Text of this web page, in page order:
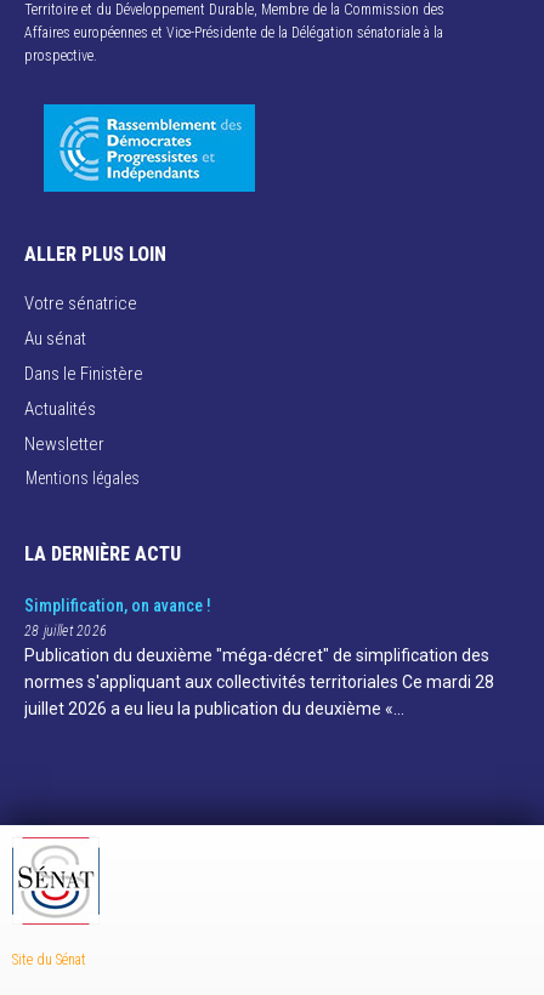
Territoire et du Développement Durable, Membre de la Commission des
Affaires européennes et Vice-Présidente de la Délégation sénatoriale à la
prospective.
ALLER PLUS LOIN
Votre sénatrice
Au sénat
Dans le Finistère
Actualités
Newsletter
Mentions légales
LA DERNIÈRE ACTU
Simplification, on avance !
28 juillet 2026
Publication du deuxième "méga-décret" de simplification des
normes s'appliquant aux collectivités territoriales Ce mardi 28
juillet 2026 a eu lieu la publication du deuxième «…
Site du Sénat